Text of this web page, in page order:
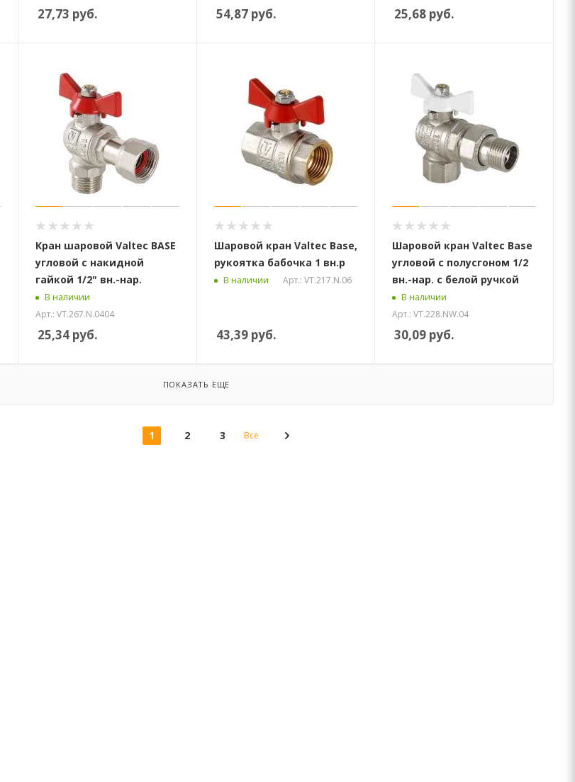
27,73 руб. 54,87руб. 25,68 руб.
Кран шаровой Valtec BASE
угловой с накидной
гайкой 1/2" вн.-нар.
В наличии
Арт.: VT.267.N.0404
25,34руб.
Шаровой кран Valtec Base,
рукоятка бабочка 1 вн.р
В наличии Арт.: VT.217.N.06
43,39руб.
Шаровой кран Valtec Base
угловой с полусгоном 1/2
вн.-нар. с белой ручкой
В наличии
Арт.: VT.228.NW.04
30,09 руб.
ПОКАЗАТЬ ЕЩЕ
1 2 3 Все